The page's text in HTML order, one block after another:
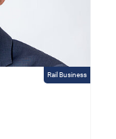
Rail Business